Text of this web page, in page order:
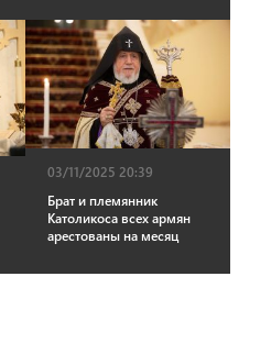
03/11/2025 20:39
Брат и племянник
Католикоса всех армян
арестованы на месяц